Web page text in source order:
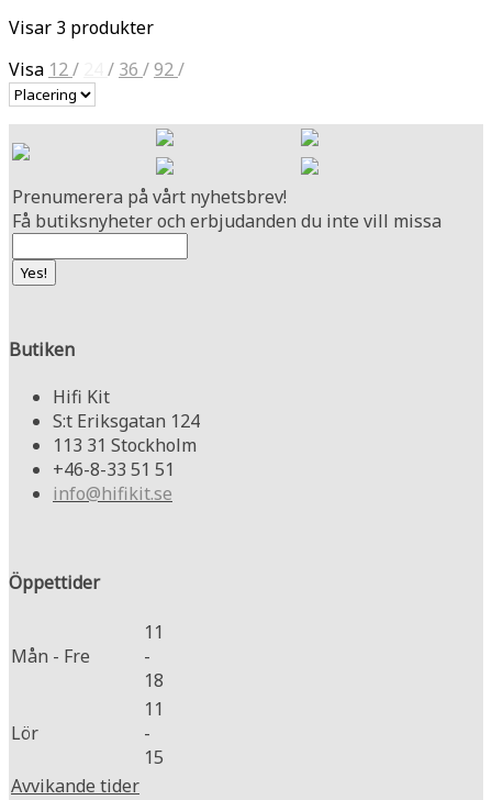
Visar 3 produkter
Visa 12/ / 36 /92/
Prenumerera på vårt nyhetsbrev!
Få butiksnyheter och erbjudanden du inte vill missa
Butiken
Hifi Kit
S:t Eriksgatan 124
113 31 Stockholm
+46-8-33 51 51
info@hifikit.se
Öppettider
Mån - Fre
11
-
18
Lör
11
-
15
Avvikande tider